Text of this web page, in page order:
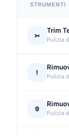
STRUMENTI
✂
Trim
Pulizia
!
Pulizia
9
Pulizia